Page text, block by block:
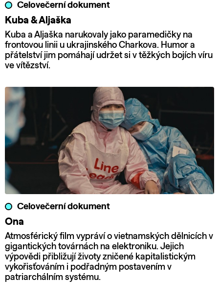
Celovečerní dokument
Kuba & Aljaška
Kuba a Aljaška narukovaly jako paramedičky na
frontovou linii u ukrajinského Charkova. Humor a
přátelství jim pomáhají udržet si v těžkých bojích víru
ve vítězství.
Celovečerní dokument
Ona
Atmosférický film vypráví o vietnamských dělnicích v
gigantických továrnách na elektroniku. Jejich
výpovědi přibližují životy zničené kapitalistickým
vykořisťováním i podřadným postavením v
patriarchálním systému.